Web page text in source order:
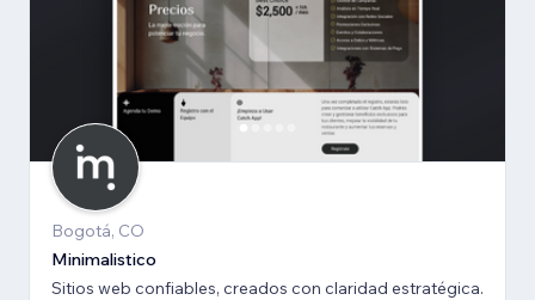
Bogotá, CO
Minimalistico
Sitios web confiables, creados con claridad estratégica.